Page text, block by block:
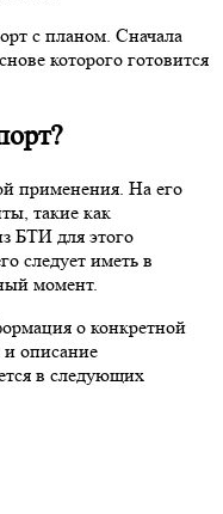
с планом. Сначала
которого готовится
применения. На его
такие как
БТИ для этого
следует иметь в
момент.
о конкретной
описание
в следующих